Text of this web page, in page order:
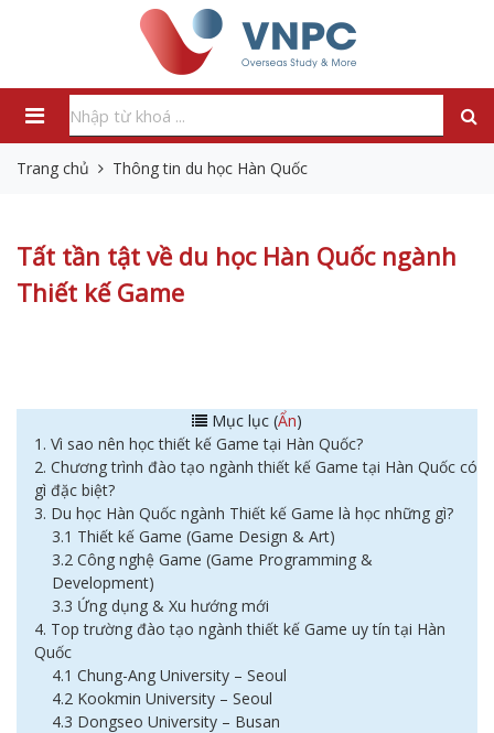
Trang chủ Thông tin du học Hàn Quốc
Tất tần tật về du học Hàn Quốc ngành
Thiết kế Game
Mục lục (Ẩn)
1. Vì sao nên học thiết kế Game tại Hàn Quốc?
2. Chương trình đào tạo ngành thiết kế Game tại Hàn Quốc có
gì đặc biệt?
3. Du học Hàn Quốc ngành Thiết kế Game là học những gì?
3.1 Thiết kế Game (Game Design & Art)
3.2 Công nghệ Game (Game Programming &
Development)
3.3 Ứng dụng & Xu hướng mới
4. Top trường đào tạo ngành thiết kế Game uy tín tại Hàn
Quốc
4.1 Chung-Ang University – Seoul
4.2 Kookmin University – Seoul
4.3 Dongseo University – Busan